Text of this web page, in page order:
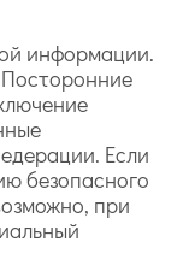
информации.
Если
безопасного
при